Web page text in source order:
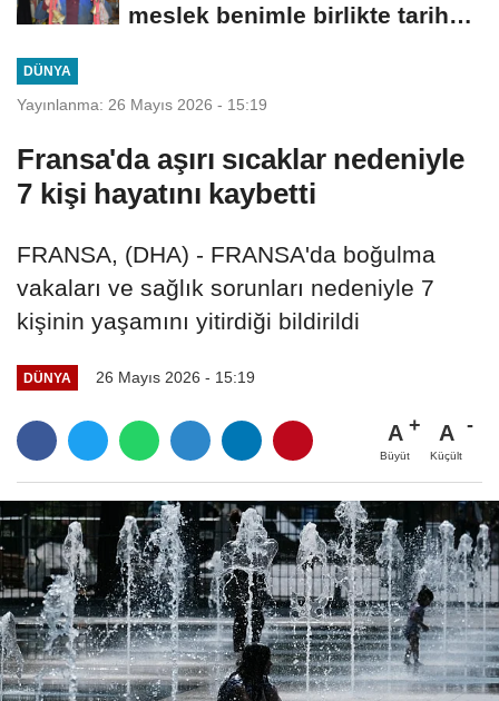
meslek benimle birlikte tarih
DÜNYA
Yayınlanma: 26 Mayıs 2026 - 15:19
Fransa'da aşırı sıcaklar nedeniyle
7 kişi hayatını kaybetti
FRANSA, (DHA) - FRANSA'da boğulma
vakaları ve sağlık sorunları nedeniyle 7
kişinin yaşamını yitirdiği bildirildi
DÜNYA 26 Mayıs 2026 - 15:19
A
Büyüt
A
Küçült